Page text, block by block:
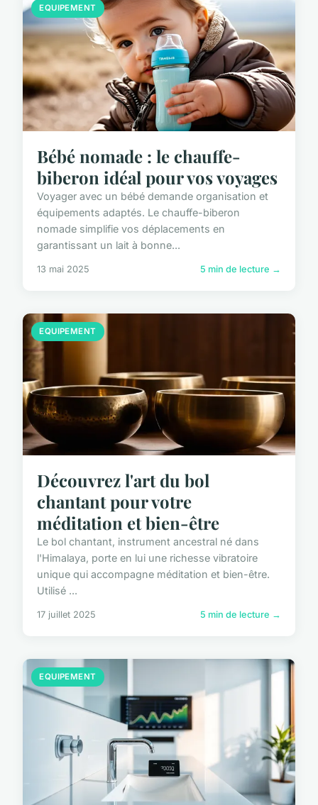
EQUIPEMENT
Bébé nomade : le chauffe-
biberon idéal pour vos voyages
Voyager avec un bébé demande organisation et
équipements adaptés. Le chauffe-biberon
nomade simplifie vos déplacements en
garantissant un lait à bonne...
13 mai 2025 5 min de lecture →
EQUIPEMENT
Découvrez l'art du bol
chantant pour votre
méditation et bien-être
Le bol chantant, instrument ancestral né dans
l'Himalaya, porte en lui une richesse vibratoire
unique qui accompagne méditation et bien-être.
Utilisé ...
17 juillet 2025 5 min de lecture →
EQUIPEMENT